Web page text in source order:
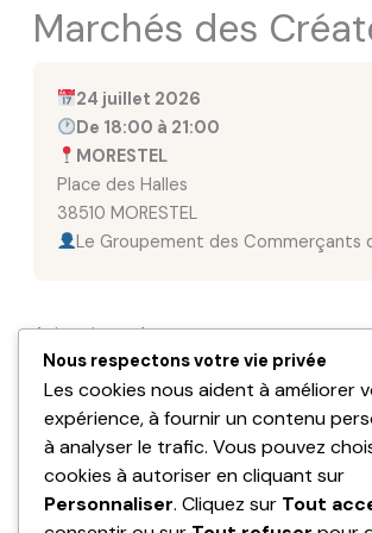
Marchés des
24 juillet 2026
De 18:00 à 21:00
MORESTEL
Place des Halles
38510 MORESTEL
Le Groupement des Commerçants
Animation prévue
Nous respectons votre vie privée
Les cookies nous aident à améliorer
expérience, à fournir un contenu
à analyser le trafic. Vous pouvez
cookies à autoriser en cliquant sur
Personnaliser. Cliquez sur Tout